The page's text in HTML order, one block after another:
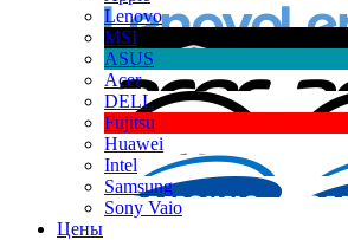
Lenovo
MSI
ASUS
Acer
DELL
Fujitsu
Huawei
Intel
Samsung
Sony Vaio
Цены